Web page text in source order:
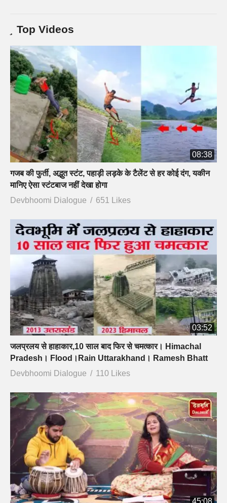
Top Videos
08:38
गजब की फुर्ती, अद्भुत स्टंट, पहाड़ी लड़के के टैलेंट से हर कोई दंग, यकीन
मानिए ऐसा स्टंटबाज नहीं देखा होगा
Devbhoomi Dialogue
651 Likes
03:52
जलप्रलय से हाहाकार,10 साल बाद फिर से चमत्कार। Himachal
Pradesh। Flood।Rain Uttarakhand। Ramesh Bhatt
Devbhoomi Dialogue
110 Likes
45:08